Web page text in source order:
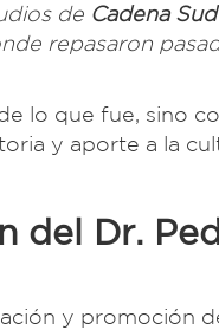
de Cadena
repasaron
lo que fue, sino
y aporte a la
del Dr.
y promoción